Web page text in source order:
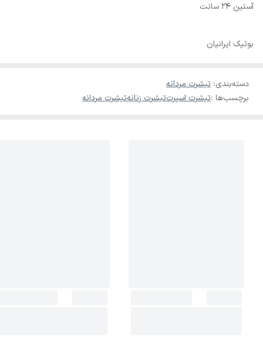
آستین 24 سانت
بوتیک ایرانیان
دسته‌بندی: تیشرت مردانه
برچسب‌ها :تیشرت اسپرتتیشرت زنانهتیشرت مردانه